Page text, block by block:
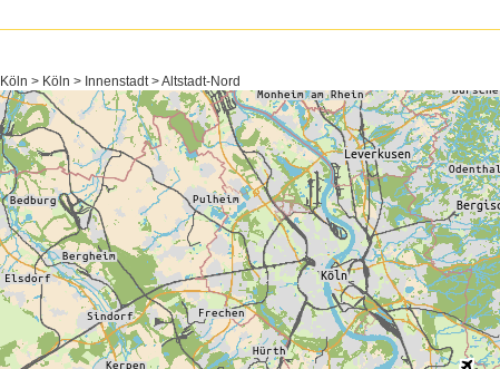
> Köln > Innenstadt > Altstadt-Nord